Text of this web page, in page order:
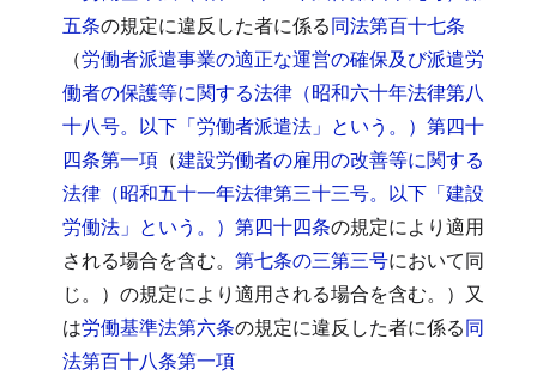
五条の規定に違反した者に係る同法第百十七条
（労働者派遣事業の適正な運営の確保及び派遣労
働者の保護等に関する法律（昭和六十年法律第八
十八号。以下「労働者派遣法」という。）第四十
四条第一項 （建設労働者の雇用の改善等に関する
法律（昭和五十一年法律第三十三号。以下「建設
労働法」という。）第四十四条の規定により適用
される場合を含む。 第七条の三第三号において同
じ。）の規定により適用される場合を含む。）又
は労働基準法第六条の規定に違反した者に係る同
法第百十八条第一項